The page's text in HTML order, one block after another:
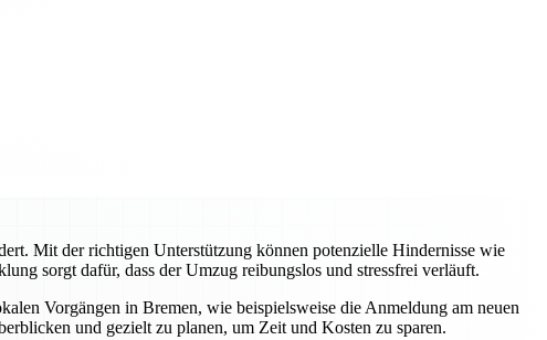
Mit der richtigen Unterstützung können potenzielle Hindernisse wie
sorgt dafür, dass der Umzug reibungslos und stressfrei verläuft.
Vorgängen in Bremen, wie beispielsweise die Anmeldung am neuen
und gezielt zu planen, um Zeit und Kosten zu sparen.